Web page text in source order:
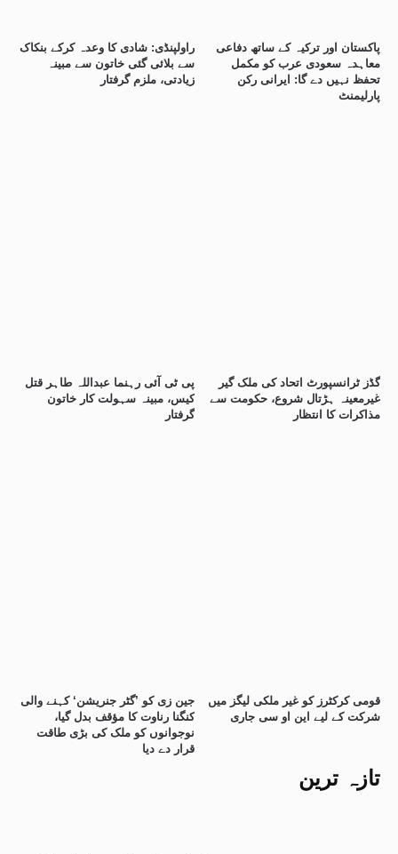
تازہ ترین
راولپنڈی: شادی کا وعدہ کرکے بنکاک
سے بلائی گئی خاتون سے مبینہ
زیادتی، ملزم گرفتار
پاکستان اور ترکیہ کے ساتھ دفاعی
معاہدہ سعودی عرب کو مکمل
تحفظ نہیں دے گا: ایرانی رکن
پارلیمنٹ
پی ٹی آئی رہنما عبداللہ طاہر قتل
کیس، مبینہ سہولت کار خاتون
گرفتار
گڈز ٹرانسپورٹ اتحاد کی ملک گیر
غیرمعینہ ہڑتال شروع، حکومت سے
مذاکرات کا انتظار
جین زی کو ’گٹر جنریشن‘ کہنے والی
کنگنا رناوت کا مؤقف بدل گیا،
نوجوانوں کو ملک کی بڑی طاقت
قرار دے دیا
قومی کرکٹرز کو غیر ملکی لیگز میں
شرکت کے لیے این او سی جاری